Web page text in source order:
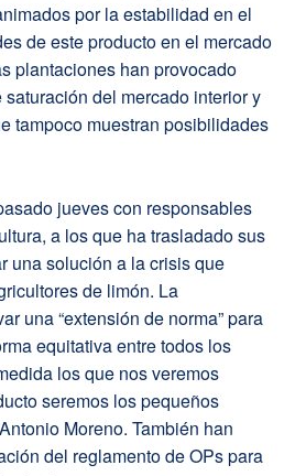
por la estabilidad en el
de este producto en el mercado
plantaciones han provocado
del mercado interior y
tampoco muestran posibilidades
jueves con responsables
a los que ha trasladado sus
una solución a la crisis que
de limón. La
una “extensión de norma” para
equitativa entre todos los
los que nos veremos
seremos los pequeños
Moreno. También han
del reglamento de OPs para